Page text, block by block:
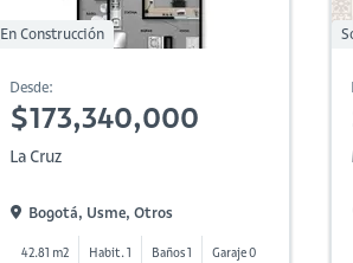
En Construcción
Desde:
$173,340,000
La Cruz
Bogotá, Usme, Otros
42.81 m2 Habit. 1 Baños 1 Garaje 0